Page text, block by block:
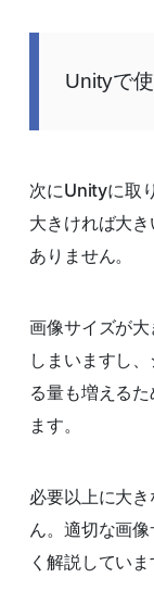
Unityで
次にUnityに取
大きければ大
ありません。
画像サイズが
しまいますし
る量も増える
ます。
必要以上に大
ん。適切な画
く解説してい